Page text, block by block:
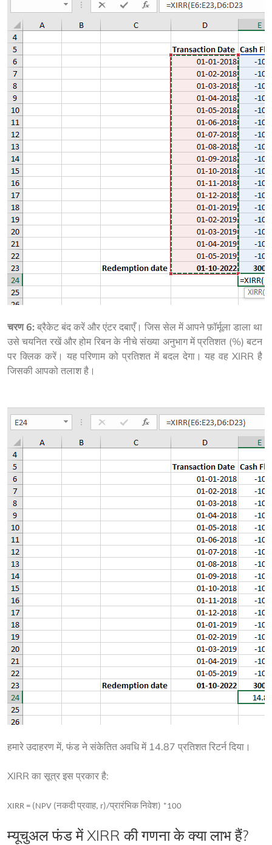
चरण 6: ब्रैकेट बंद करें और एंटर दबाएँ। जिस सेल में आपने फ़ॉर्मूला डाला था
उसे चयनित रखें और होम रिबन के नीचे संख्या अनुभाग में प्रतिशत (%) बटन
पर क्लिक करें। यह परिणाम को प्रतिशत में बदल देगा। यह वह XIRR है
जिसकी आपको तलाश है।
हमारे उदाहरण में, फंड ने संकेतित अवधि में 14.87 प्रतिशत रिटर्न दिया।
XIRR का सूत्र इस प्रकार है:
XIRR = (NPV (नकदी प्रवाह, r)/प्रारंभिक निवेश) *100
म्यूचुअल फंड में XIRR की गणना के क्या लाभ हैं?